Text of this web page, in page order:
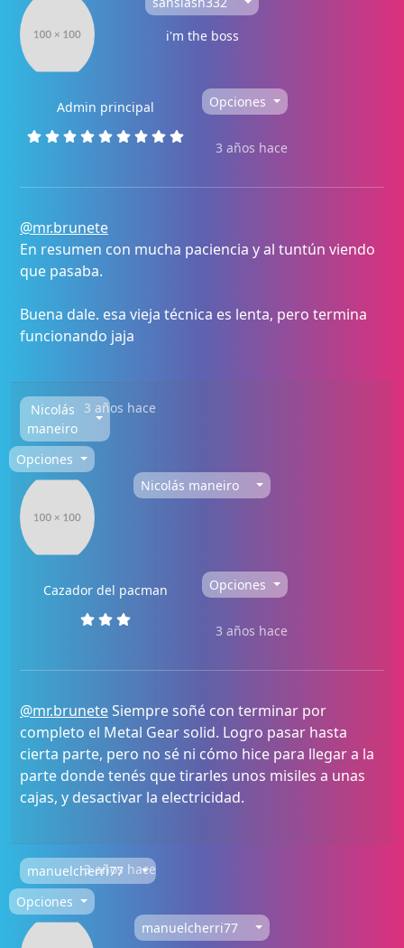
i'm the boss
Admin principal Opciones
3 años hace
@mr.brunete
En resumen con mucha paciencia y al tuntún viendo
que pasaba.
Buena dale. esa vieja técnica es lenta, pero termina
funcionando jaja
Nicolás
maneiro
3 años hace
Opciones
Nicolás maneiro
Cazador del pacman Opciones
3 años hace
@mr.bruneteSiempre soñé con terminar por
completo el Metal Gear solid. Logro pasar hasta
cierta parte, pero no sé ni cómo hice para llegar a la
parte donde tenés que tirarles unos misiles a unas
cajas, y desactivar la electricidad.
manuelcherri77
3 años hace
Opciones
manuelcherri77